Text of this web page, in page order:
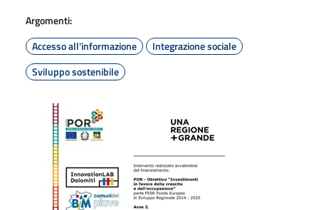
Argomenti:
Accesso all'informazione
Integrazione sociale
Sviluppo sostenibile